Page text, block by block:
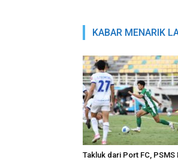
KABAR MENARIK
Takluk dari Port FC, PSMS